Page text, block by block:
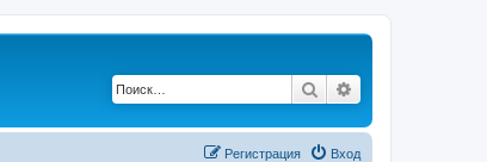
Поиск
Вход
Регистрация